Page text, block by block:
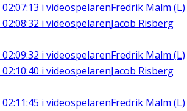
02:07:13 i videospelarenFredrik Malm (L)
02:08:32 i videospelarenJacob Risberg
02:09:32 i videospelarenFredrik Malm (L)
02:10:40 i videospelarenJacob Risberg
02:11:45 i videospelarenFredrik Malm (L)